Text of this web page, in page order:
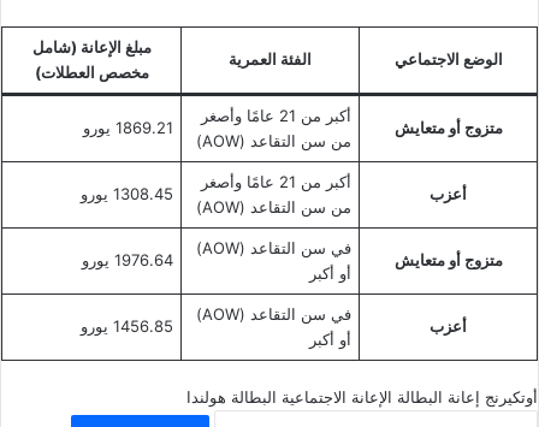
الوضع الاجتماعي الفئة العمرية
مبلغ الإعانة (شامل
مخصص العطلات)
متزوج أو متعايش
أكبر من 21 عامًا وأصغر
من سن التقاعد (AOW)
1869.21 يورو
أعزب
أكبر من 21 عامًا وأصغر
من سن التقاعد (AOW)
1308.45 يورو
متزوج أو متعايش
في سن التقاعد (AOW)
أو أكبر
1976.64 يورو
أعزب
في سن التقاعد (AOW)
أو أكبر
1456.85 يورو
أوتكيرنج إعانة البطالة الإعانة الاجتماعية البطالة هولندا